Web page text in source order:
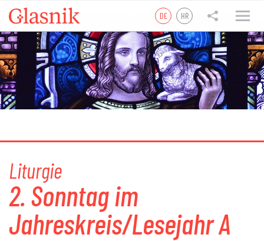
DE HR
tweet
teilen
teilen
Liturgie
2. Sonntag im
Jahreskreis/Lesejahr A